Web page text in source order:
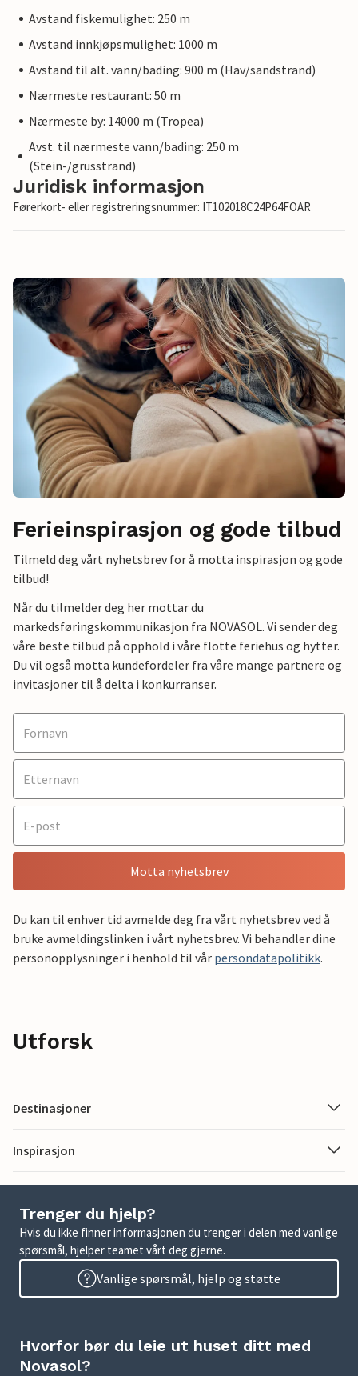
Avstand fiskemulighet: 250 m
Avstand innkjøpsmulighet: 1000 m
Avstand til alt. vann/bading: 900 m (Hav/sandstrand)
Nærmeste restaurant: 50 m
Nærmeste by: 14000 m (Tropea)
Avst. til nærmeste vann/bading: 250 m
(Stein-/grusstrand)
Juridisk informasjon
Førerkort- eller registreringsnummer: IT102018C24P64FOAR
Ferieinspirasjon og gode tilbud
Tilmeld deg vårt nyhetsbrev for å motta inspirasjon og gode
tilbud!
Når du tilmelder deg her mottar du
markedsføringskommunikasjon fra NOVASOL. Vi sender deg
våre beste tilbud på opphold i våre flotte feriehus og hytter.
Du vil også motta kundefordeler fra våre mange partnere og
invitasjoner til å delta i konkurranser.
Motta nyhetsbrev
Du kan til enhver tid avmelde deg fra vårt nyhetsbrev ved å
bruke avmeldingslinken i vårt nyhetsbrev. Vi behandler dine
personopplysninger i henhold til vår persondatapolitikk.
Utforsk
Destinasjoner
Inspirasjon
Trenger du hjelp?
Hvis du ikke finner informasjonen du trenger i delen med vanlige
spørsmål, hjelper teamet vårt deg gjerne.
Vanlige spørsmål, hjelp og støtte
Hvorfor bør du leie ut huset ditt med
Novasol?